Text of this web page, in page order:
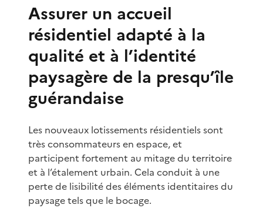
Assurer un accueil
résidentiel adapté à la
qualité et à l’identité
paysagère de la presqu’île
guérandaise
Les nouveaux lotissements résidentiels sont
très consommateurs en espace, et
participent fortement au mitage du territoire
et à l’étalement urbain. Cela conduit à une
perte de lisibilité des éléments identitaires du
paysage tels que le bocage.